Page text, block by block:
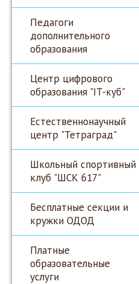
Педагоги
дополнительного
образования
Центр цифрового
образования "IT-куб"
Естественнонаучный
центр "Тетраград"
Школьный спортивный
клуб "ШСК 617"
Бесплатные секции и
кружки ОДОД
Платные
образовательные
услуги